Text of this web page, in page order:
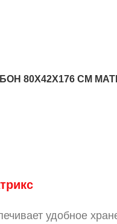
80X42X176 СМ
удобное